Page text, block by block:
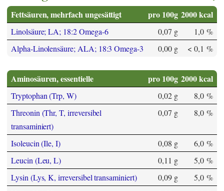
Fettsäuren, mehrfach ungesättigt pro 100g 2000 kcal
Linolsäure; LA; 18:2 Omega-6 0,07 g
1,0 %
Alpha-Linolensäure; ALA; 18:3 Omega-3
0,00 g < 0,1 %
Aminosäuren, essentielle pro 100g 2000 kcal
Tryptophan (Trp, W) 0,02 g
8,0 %
Threonin (Thr, T, irreversibel
transaminiert)
0,07 g 8,0 %
Isoleucin (Ile, I) 0,08 g
6,0 %
Leucin (Leu, L)
0,11 g
5,0 %
Lysin (Lys, K, irreversibel transaminiert)
0,09 g
5,0 %